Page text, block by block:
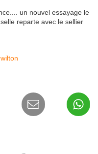
un nouvel essayage le
reparte avec le sellier